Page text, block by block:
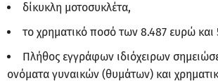
δίκυκλη μοτοσυκλέτα,
το χρηματικό ποσό των 8.487 ευρώ και
Πλήθος εγγράφων ιδιόχειρων
ονόματα γυναικών (θυμάτων) και